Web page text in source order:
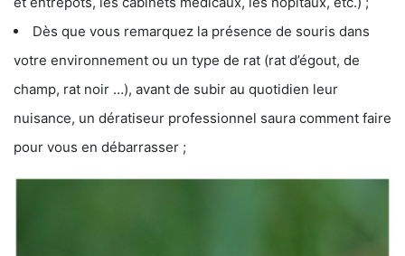
Dès que vous remarquez la présence de souris dans
votre environnement ou un type de rat (rat d’égout, de
champ, rat noir …), avant de subir au quotidien leur
nuisance, un dératiseur professionnel saura comment faire
pour vous en débarrasser ;